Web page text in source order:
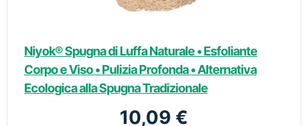
Niyok® Spugna di Luffa Naturale • Esfoliante
Corpo e Viso • Pulizia Profonda • Alternativa
Ecologica alla Spugna Tradizionale
10,09 €